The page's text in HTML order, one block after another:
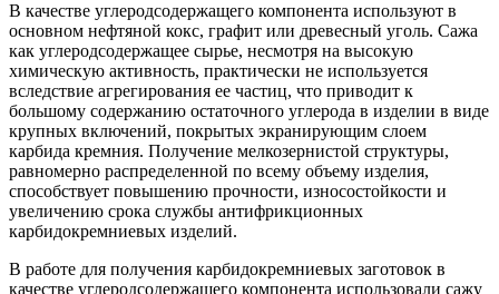
В качестве углеродсодержащего компонента используют в
основном нефтяной кокс, графит или древесный уголь. Сажа
как углеродсодержащее сырье, несмотря на высокую
химическую активность, практически не используется
вследствие агрегирования ее частиц, что приводит к
большому содержанию остаточного углерода в изделии в виде
крупных включений, покрытых экранирующим слоем
карбида кремния. Получение мелкозернистой структуры,
равномерно распределенной по всему объему изделия,
способствует повышению прочности, износостойкости и
увеличению срока службы антифрикционных
карбидокремниевых изделий.
В работе для получения карбидокремниевых заготовок в
качестве углеродсодержащего компонента использовали сажу